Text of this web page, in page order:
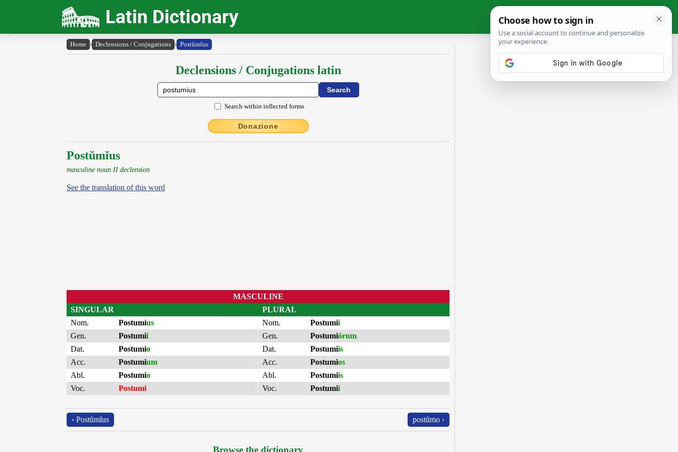
Latin Dictionary
Home › Declensions / Conjugations › Postŭmĭus
Declensions / Conjugations latin
Search within inflected forms
Donazione
Postŭmĭus
masculine noun II declension
See the translation of this word
MASCULINE
SINGULAR
Nom.
Postumius
Gen.
Postumii
Dat.
Postumio
Acc.
Postumium
Abl.
Postumio
Voc.
Postumi
PLURAL
Nom.
Postumii
Gen.
Postumiōrum
Dat.
Postumiis
Acc.
Postumios
Abl.
Postumiis
Voc.
Postumii
‹ Postŭmĭus postŭmo ›
Browse the dictionary